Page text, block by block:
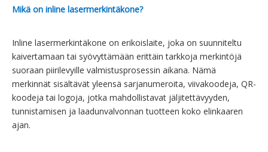
Mikä on inline lasermerkintäkone?
Inline lasermerkintäkone on erikoislaite, joka on suunniteltu
kaivertamaan tai syövyttämään erittäin tarkkoja merkintöjä
suoraan piirilevyille valmistusprosessin aikana. Nämä
merkinnät sisältävät yleensä sarjanumeroita, viivakoodeja, QR-
koodeja tai logoja, jotka mahdollistavat jäljitettävyyden,
tunnistamisen ja laadunvalvonnan tuotteen koko elinkaaren
ajan.